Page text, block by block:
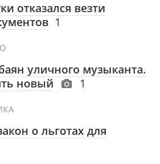
отказался везти
1
уличного музыканта.
новый
1
о льготах для